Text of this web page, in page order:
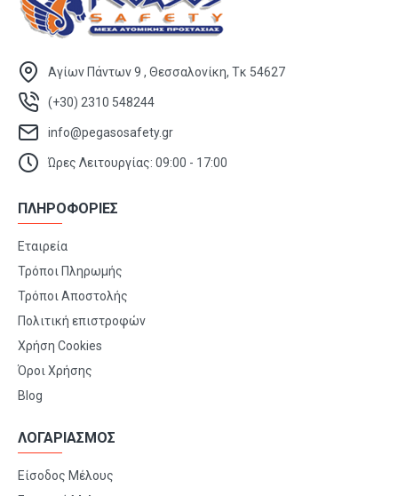
Αγίων Πάντων 9 , Θεσσαλονίκη, Τκ 54627
(+30) 2310 548244
info@pegasosafety.gr
Ώρες Λειτουργίας: 09:00 - 17:00
ΠΛΗΡΟΦΟΡΙΕΣ
Εταιρεία
Τρόποι Πληρωμής
Τρόποι Αποστολής
Πολιτική επιστροφών
Χρήση Cookies
Όροι Χρήσης
Blog
ΛΟΓΑΡΙΑΣΜΟΣ
Είσοδος Μέλους